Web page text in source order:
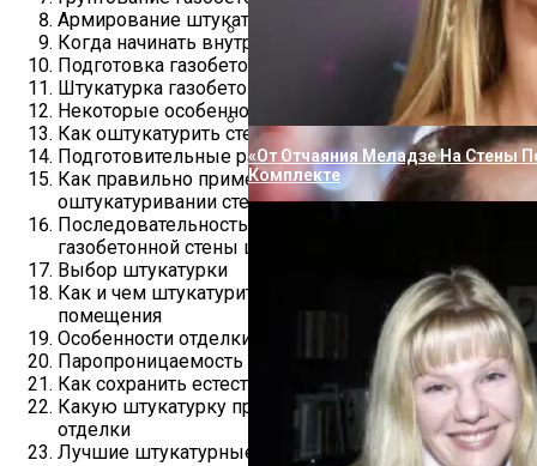
«Не Влюбиться Было
Романе С Порошиной
«От Отчаяния Меладзе На Стены
Комплекте
Армирование штукатурки
Когда начинать внутреннюю штукатурку стен
Подготовка газобетона под штукатурку, видео
Штукатурка газобетонных стен
Некоторые особенности штукатурки
Как оштукатурить стены из газобетона?
Подготовительные работы
Как правильно применять сетку при
оштукатуривании стен?
Последовательность работ при отделке
газобетонной стены штукатуркой
Выбор штукатурки
Как и чем штукатурить стены из газобетона внутри
помещения
Особенности отделки газобетонных стен
Паропроницаемость
Как сохранить естественный баланс влажности
Какую штукатурку предпочесть для внутренней
отделки
Лучшие штукатурные смеси